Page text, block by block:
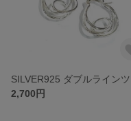
2,700円